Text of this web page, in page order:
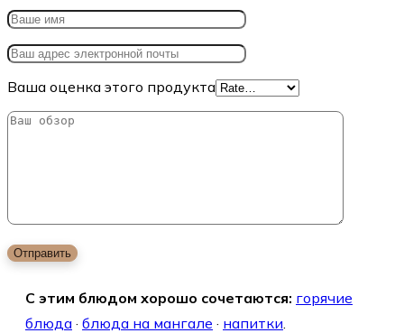
Ваша оценка этого продукта
С этим блюдом хорошо сочетаются: горячие
блюда · блюда на мангале · напитки